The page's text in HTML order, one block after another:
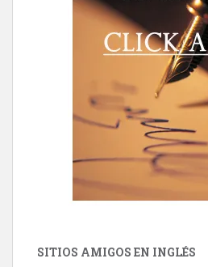
SITIOS AMIGOS EN INGLÉS